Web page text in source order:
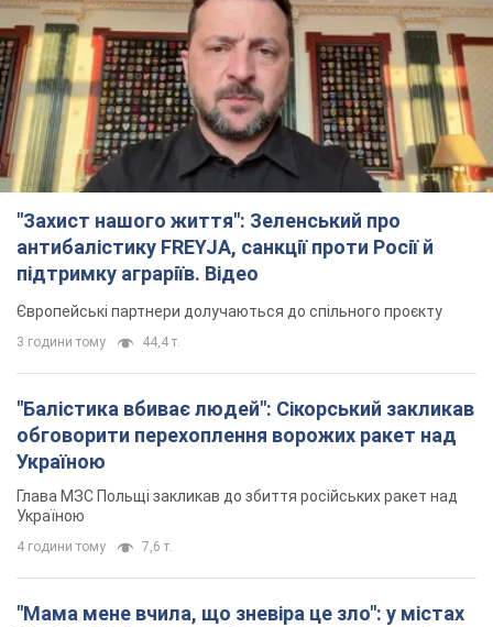
"Захист нашого життя": Зеленський про
антибалістику FREYJA, санкції проти Росії й
підтримку аграріїв. Відео
Європейські партнери долучаються до спільного проєкту
3 години тому 44,4 т.
"Балістика вбиває людей": Сікорський закликав
обговорити перехоплення ворожих ракет над
Україною
Глава МЗС Польщі закликав до збиття російських ракет над
Україною
4 години тому 7,6 т.
"Мама мене вчила, що зневіра це зло": у містах